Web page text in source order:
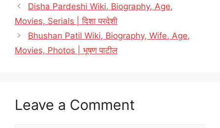
Disha Pardeshi Wiki, Biography, Age,
Movies, Serials | दिशा परदेशी
Bhushan Patil Wiki, Biography, Wife, Age,
Movies, Photos | भूषण पाटील
Leave a Comment